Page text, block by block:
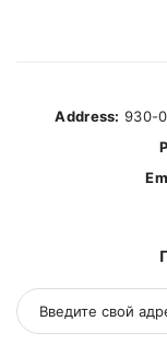
Address: 930-